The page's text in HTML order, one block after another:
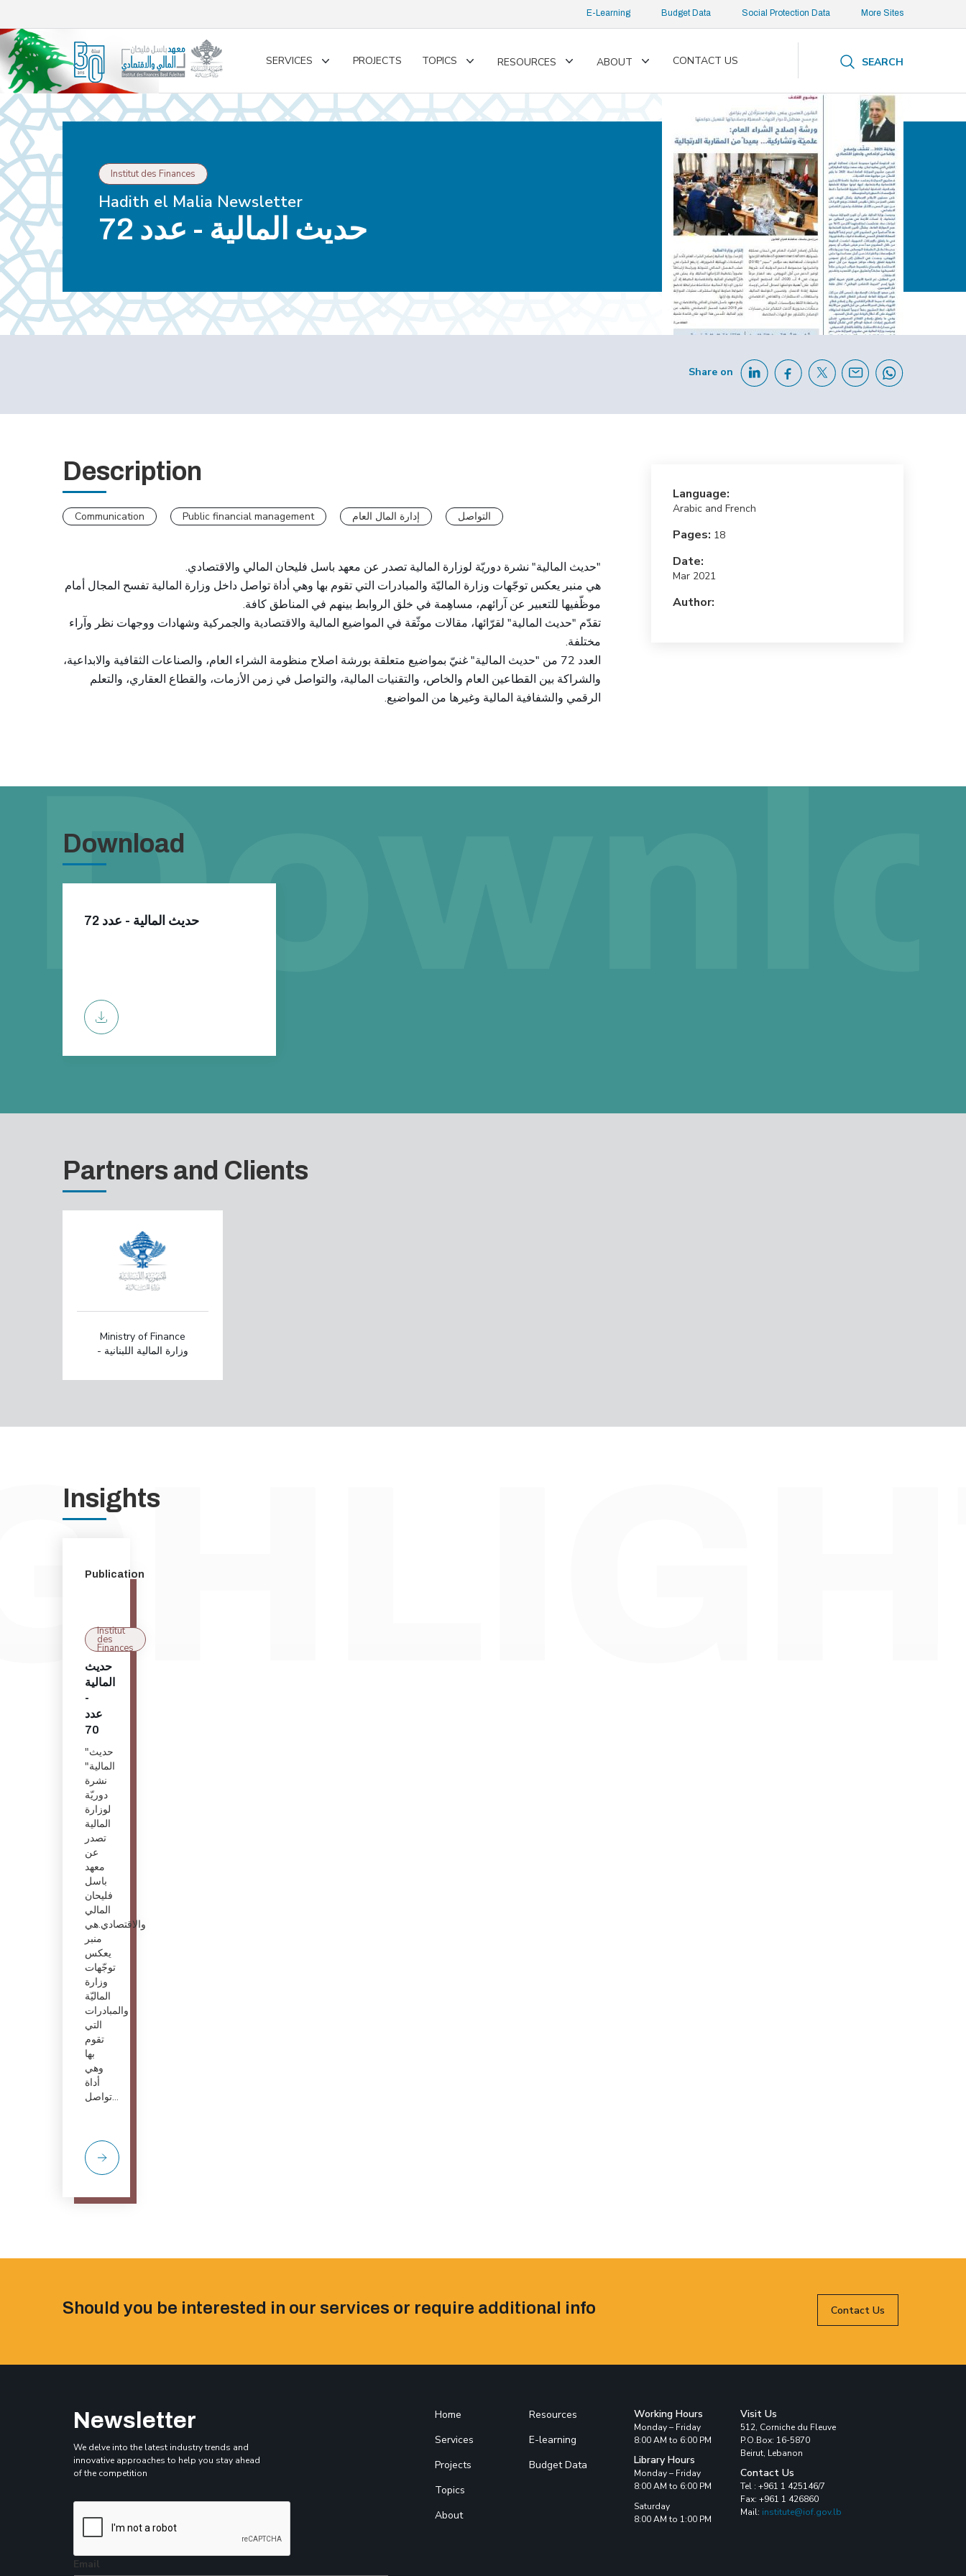
E-Learning Budget Data Social Protection Data More Sites
SERVICES
Toggle
PROJECTS TOPICS
ToggleRESOURCES
ToggleABOUT
Toggle
CONTACT US SEARCH
Institut des Finances
Hadith el Malia Newsletter
حديث المالية - عدد 72
Share on
Description
Communication Public financial management إدارة المال العام التواصل
"حديث المالية" نشرة دوريّة لوزارة المالية تصدر عن معهد باسل فليحان المالي والاقتصادي.
هي منبر يعكس توجّهات وزارة الماليّة والمبادرات التي تقوم بها وهي أداة تواصل داخل وزارة المالية تفسح المجال أمام
موظّفيها للتعبير عن آرائهم، مساهِمة في خلق الروابط بينهم في المناطق كافة.
تقدّم "حديث المالية" لقرّائها، مقالات موثّقة في المواضيع المالية والاقتصادية والجمركية وشهادات ووجهات نظر وآراء
مختلفة.
العدد 72 من "حديث المالية" غنيّ بمواضيع متعلقة بورشة اصلاح منظومة الشراء العام، والصناعات الثقافية والابداعية،
والشراكة بين القطاعين العام والخاص، والتقنيات المالية، والتواصل في زمن الأزمات، والقطاع العقاري، والتعلم
الرقمي والشفافية المالية وغيرها من المواضيع.
Language:
Arabic and French
Pages: 18
Date:
Mar 2021
Author:
Download
حديث المالية - عدد 72
Partners and Clients
Ministry of Finance
- وزارة المالية اللبنانية
Insights
Publication
Institut
des
Finances
حديث
المالية
-
عدد
70
"حديث
المالية"
نشرة
دوريّة
لوزارة
المالية
تصدر
عن
معهد
باسل
فليحان
المالي
والاقتصادي.هي
منبر
يعكس
توجّهات
وزارة
الماليّة
والمبادرات
التي
تقوم
بها
وهي
أداة
تواصل...
Should you be interested in our services or require additional info Contact Us
Newsletter
We delve into the latest industry trends and
innovative approaches to help you stay ahead
of the competition
Email
Home
Services
Projects
Topics
About
Resources
E-learning
Budget Data
Working Hours
Monday – Friday
8:00 AM to 6:00 PM
Library Hours
Monday – Friday
8:00 AM to 6:00 PM
Saturday
8:00 AM to 1:00 PM
Visit Us
512, Corniche du Fleuve
P.O.Box: 16-5870
Beirut, Lebanon
Contact Us
Tel : +961 1 425146/7
Fax: +961 1 426860
Mail: institute@iof.gov.lb